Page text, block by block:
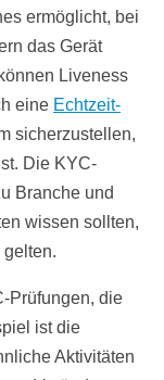
ermöglicht, bei
das Gerät
Liveness
eine Echtzeit-
sicherzustellen,
Die KYC-
Branche und
wissen sollten,
Prüfungen, die
ist die
Aktivitäten